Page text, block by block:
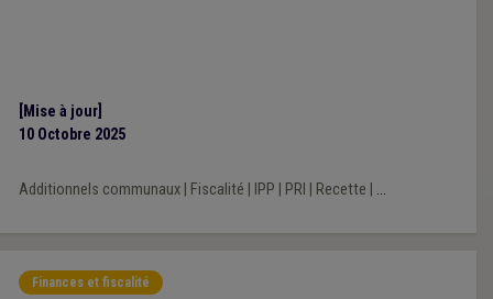
[Mise à jour]
10 Octobre 2025
Additionnels communaux| Fiscalité IPP PRI Recette ...
Finances et fiscalité